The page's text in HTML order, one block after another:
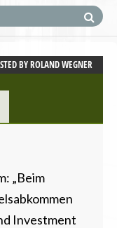
BYROLAND WEGNER
„Beim
Investment